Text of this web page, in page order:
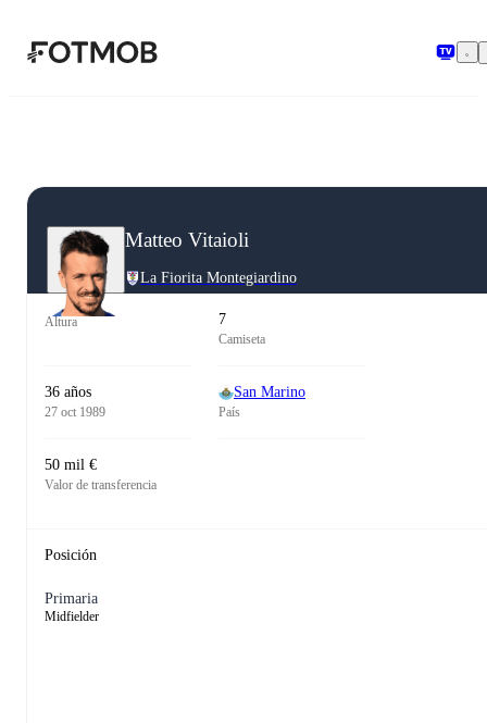
Matteo Vitaioli
La Fiorita Montegiardino
Altura 7
Camiseta
36 años
27 oct 1989
San Marino
País
50 mil €
Valor de transferencia
Posición
Primaria
Midfielder